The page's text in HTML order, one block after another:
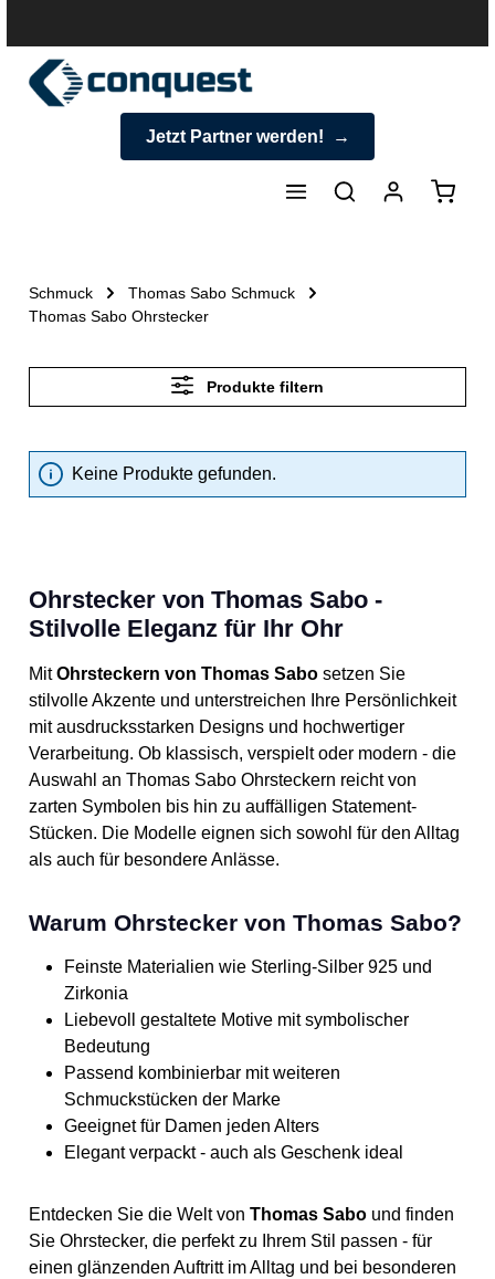
Jetzt Partner werden!
Schmuck
Thomas Sabo Schmuck
Thomas Sabo Ohrstecker
Produkte filtern
Keine Produkte gefunden.
Ohrstecker von Thomas Sabo -
Stilvolle Eleganz für Ihr Ohr
MitOhrsteckern von Thomas Sabo setzen Sie
stilvolle Akzente und unterstreichen Ihre Persönlichkeit
mit ausdrucksstarken Designs und hochwertiger
Verarbeitung. Ob klassisch, verspielt oder modern - die
Auswahl an Thomas Sabo Ohrsteckern reicht von
zarten Symbolen bis hin zu auffälligen Statement-
Stücken. Die Modelle eignen sich sowohl für den Alltag
als auch für besondere Anlässe.
Warum Ohrstecker von Thomas Sabo?
Feinste Materialien wie Sterling-Silber 925 und
Zirkonia
Liebevoll gestaltete Motive mit symbolischer
Bedeutung
Passend kombinierbar mit weiteren
Schmuckstücken der Marke
Geeignet für Damen jeden Alters
Elegant verpackt - auch als Geschenk ideal
Entdecken Sie die Welt von Thomas Sabo und finden
Sie Ohrstecker, die perfekt zu Ihrem Stil passen - für
einen glänzenden Auftritt im Alltag und bei besonderen